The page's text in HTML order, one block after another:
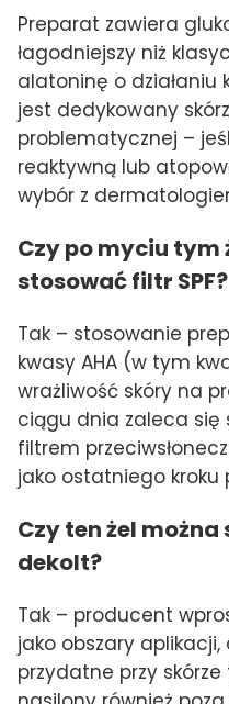
Preparat zawiera
łagodniejszy niż
alatoninę o działaniu
jest dedykowany
problematycznej –
reaktywną lub
wybór z
Czy po myciu tym
stosować filtr SPF?
Tak – stosowanie
kwasy AHA (w tym
wrażliwość skóry na
ciągu dnia zaleca się
filtrem
jako ostatniego kroku
Czy ten żel
dekolt?
Tak – producent
jako obszary
przydatne przy skórze